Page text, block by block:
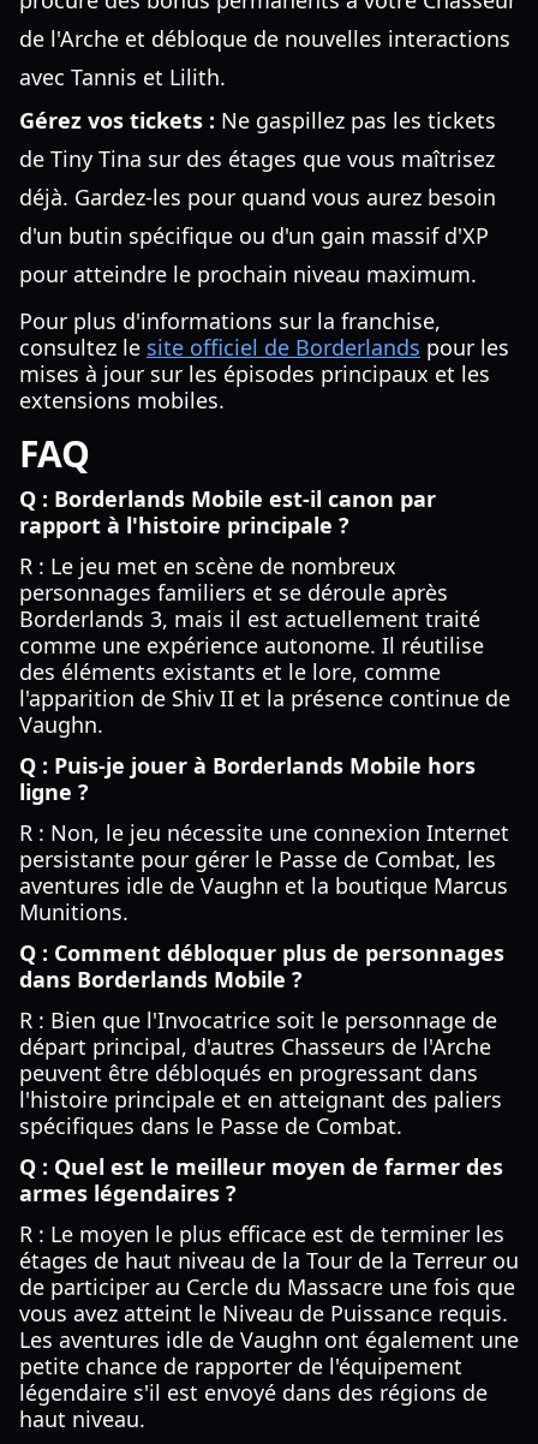
de l'Arche et débloque de nouvelles interactions
avec Tannis et Lilith.
Gérez vos tickets : Ne gaspillez pas les tickets
de Tiny Tina sur des étages que vous maîtrisez
déjà. Gardez-les pour quand vous aurez besoin
d'un butin spécifique ou d'un gain massif d'XP
pour atteindre le prochain niveau maximum.
Pour plus d'informations sur la franchise,
consultez le site officiel de Borderlands pour les
mises à jour sur les épisodes principaux et les
extensions mobiles.
FAQ
Q : Borderlands Mobile est-il canon par
rapport à l'histoire principale ?
R : Le jeu met en scène de nombreux
personnages familiers et se déroule après
Borderlands 3, mais il est actuellement traité
comme une expérience autonome. Il réutilise
des éléments existants et le lore, comme
l'apparition de Shiv II et la présence continue de
Vaughn.
Q : Puis-je jouer à Borderlands Mobile hors
ligne ?
R : Non, le jeu nécessite une connexion Internet
persistante pour gérer le Passe de Combat, les
aventures idle de Vaughn et la boutique Marcus
Munitions.
Q : Comment débloquer plus de personnages
dans Borderlands Mobile ?
R : Bien que l'Invocatrice soit le personnage de
départ principal, d'autres Chasseurs de l'Arche
peuvent être débloqués en progressant dans
l'histoire principale et en atteignant des paliers
spécifiques dans le Passe de Combat.
Q : Quel est le meilleur moyen de farmer des
armes légendaires ?
R : Le moyen le plus efficace est de terminer les
étages de haut niveau de la Tour de la Terreur ou
de participer au Cercle du Massacre une fois que
vous avez atteint le Niveau de Puissance requis.
Les aventures idle de Vaughn ont également une
petite chance de rapporter de l'équipement
légendaire s'il est envoyé dans des régions de
haut niveau.